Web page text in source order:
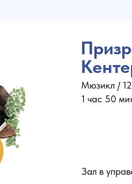
Зал в
Мюзикл /
1 час 50